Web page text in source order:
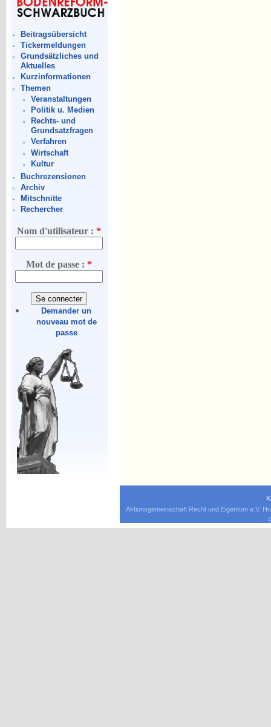
Beitragsübersicht
Tickermeldungen
Grundsätzliches und
Aktuelles
Kurzinformationen
Themen
Veranstaltungen
Politik u. Medien
Rechts- und
Grundsatzfragen
Verfahren
Wirtschaft
Kultur
Buchrezensionen
Archiv
Mitschnitte
Rechercher
Nom d'utilisateur :*
Mot de passe :*
Demander un
nouveau mot de
passe
Aktionsgemeinschaft Recht und Eigentum e.V.